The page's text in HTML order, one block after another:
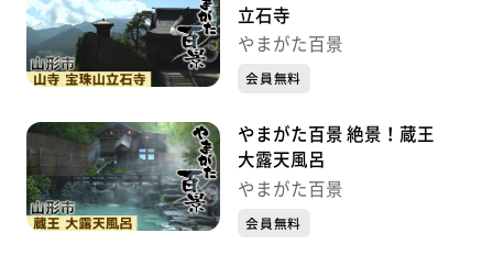
立石寺
やまがた百景
会員無料
やまがた百景 絶景！蔵王
大露天風呂
やまがた百景
会員無料